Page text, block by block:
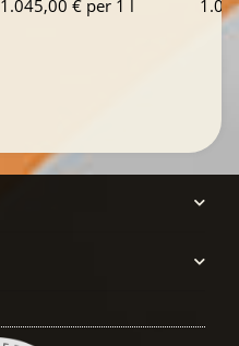
1.045,00 € per 1 l